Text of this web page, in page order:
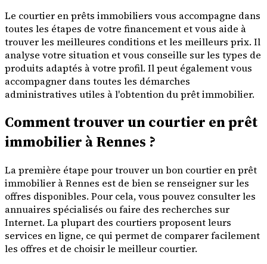
Le courtier en prêts immobiliers vous accompagne dans
toutes les étapes de votre financement et vous aide à
trouver les meilleures conditions et les meilleurs prix. Il
analyse votre situation et vous conseille sur les types de
produits adaptés à votre profil. Il peut également vous
accompagner dans toutes les démarches
administratives utiles à l'obtention du prêt immobilier.
Comment trouver un courtier en prêt
immobilier à Rennes ?
La première étape pour trouver un bon courtier en prêt
immobilier à Rennes est de bien se renseigner sur les
offres disponibles. Pour cela, vous pouvez consulter les
annuaires spécialisés ou faire des recherches sur
Internet. La plupart des courtiers proposent leurs
services en ligne, ce qui permet de comparer facilement
les offres et de choisir le meilleur courtier.